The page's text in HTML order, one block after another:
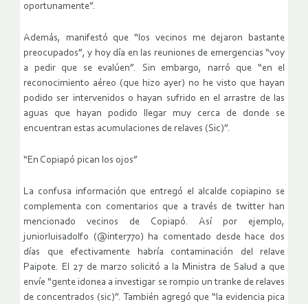
oportunamente”.
Además, manifestó que “los vecinos me dejaron bastante
preocupados”, y hoy día en las reuniones de emergencias “voy
a pedir que se evalúen”. Sin embargo, narró que “en el
reconocimiento aéreo (que hizo ayer) no he visto que hayan
podido ser intervenidos o hayan sufrido en el arrastre de las
aguas que hayan podido llegar muy cerca de donde se
encuentran estas acumulaciones de relaves (Sic)”.
“En Copiapó pican los ojos”
La confusa información que entregó el alcalde copiapino se
complementa con comentarios que a través de twitter han
mencionado vecinos de Copiapó. Así por ejemplo,
juniorluisadolfo (@inter770) ha comentado desde hace dos
días que efectivamente habría contaminación del relave
Paipote. El 27 de marzo solicitó a la Ministra de Salud a que
envíe “gente idonea a investigar se rompio un tranke de relaves
de concentrados (sic)”. También agregó que “la evidencia pica